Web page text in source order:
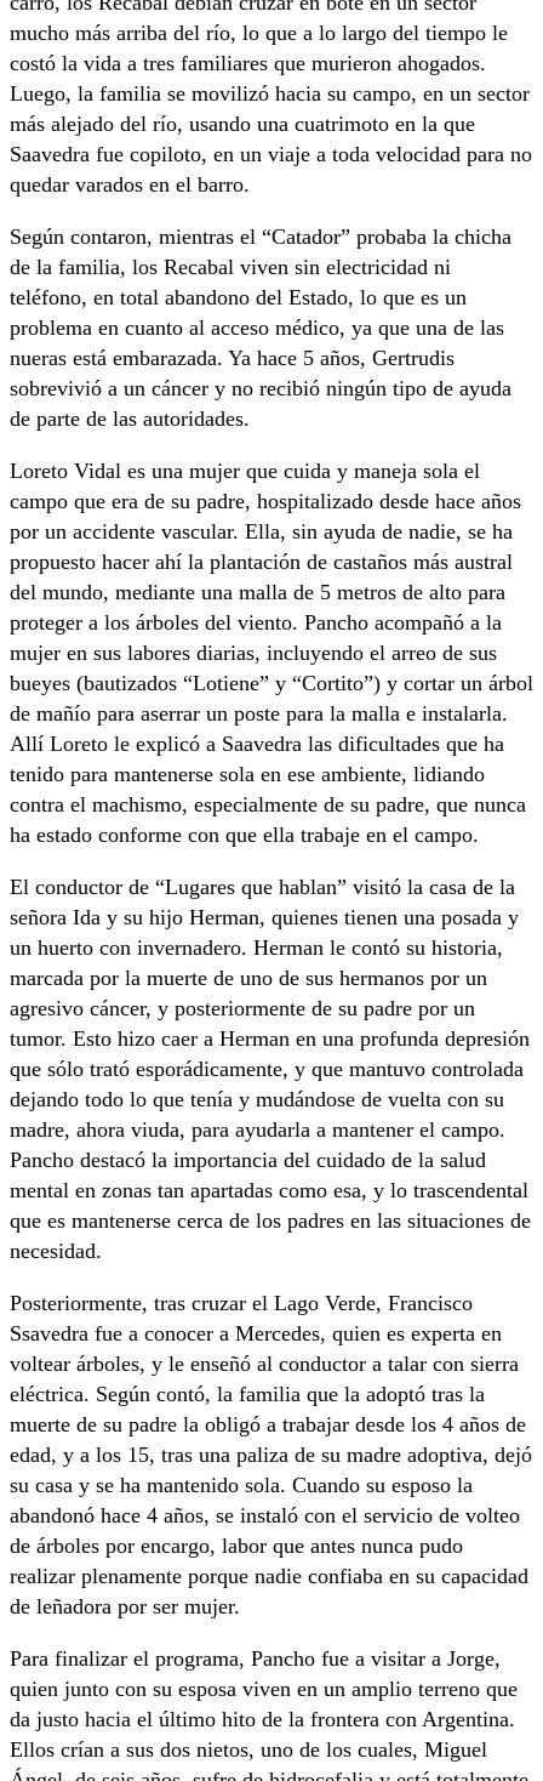
mucho más arriba del río, lo que a lo largo del tiempo le
costó la vida a tres familiares que murieron ahogados.
Luego, la familia se movilizó hacia su campo, en un sector
más alejado del río, usando una cuatrimoto en la que
Saavedra fue copiloto, en un viaje a toda velocidad para no
quedar varados en el barro.
Según contaron, mientras el “Catador” probaba la chicha
de la familia, los Recabal viven sin electricidad ni
teléfono, en total abandono del Estado, lo que es un
problema en cuanto al acceso médico, ya que una de las
nueras está embarazada. Ya hace 5 años, Gertrudis
sobrevivió a un cáncer y no recibió ningún tipo de ayuda
de parte de las autoridades.
Loreto Vidal es una mujer que cuida y maneja sola el
campo que era de su padre, hospitalizado desde hace años
por un accidente vascular. Ella, sin ayuda de nadie, se ha
propuesto hacer ahí la plantación de castaños más austral
del mundo, mediante una malla de 5 metros de alto para
proteger a los árboles del viento. Pancho acompañó a la
mujer en sus labores diarias, incluyendo el arreo de sus
bueyes (bautizados “Lotiene” y “Cortito”) y cortar un árbol
de mañío para aserrar un poste para la malla e instalarla.
Allí Loreto le explicó a Saavedra las dificultades que ha
tenido para mantenerse sola en ese ambiente, lidiando
contra el machismo, especialmente de su padre, que nunca
ha estado conforme con que ella trabaje en el campo.
El conductor de “Lugares que hablan” visitó la casa de la
señora Ida y su hijo Herman, quienes tienen una posada y
un huerto con invernadero. Herman le contó su historia,
marcada por la muerte de uno de sus hermanos por un
agresivo cáncer, y posteriormente de su padre por un
tumor. Esto hizo caer a Herman en una profunda depresión
que sólo trató esporádicamente, y que mantuvo controlada
dejando todo lo que tenía y mudándose de vuelta con su
madre, ahora viuda, para ayudarla a mantener el campo.
Pancho destacó la importancia del cuidado de la salud
mental en zonas tan apartadas como esa, y lo trascendental
que es mantenerse cerca de los padres en las situaciones de
necesidad.
Posteriormente, tras cruzar el Lago Verde, Francisco
Ssavedra fue a conocer a Mercedes, quien es experta en
voltear árboles, y le enseñó al conductor a talar con sierra
eléctrica. Según contó, la familia que la adoptó tras la
muerte de su padre la obligó a trabajar desde los 4 años de
edad, y a los 15, tras una paliza de su madre adoptiva, dejó
su casa y se ha mantenido sola. Cuando su esposo la
abandonó hace 4 años, se instaló con el servicio de volteo
de árboles por encargo, labor que antes nunca pudo
realizar plenamente porque nadie confiaba en su capacidad
de leñadora por ser mujer.
Para finalizar el programa, Pancho fue a visitar a Jorge,
quien junto con su esposa viven en un amplio terreno que
da justo hacia el último hito de la frontera con Argentina.
Ellos crían a sus dos nietos, uno de los cuales, Miguel